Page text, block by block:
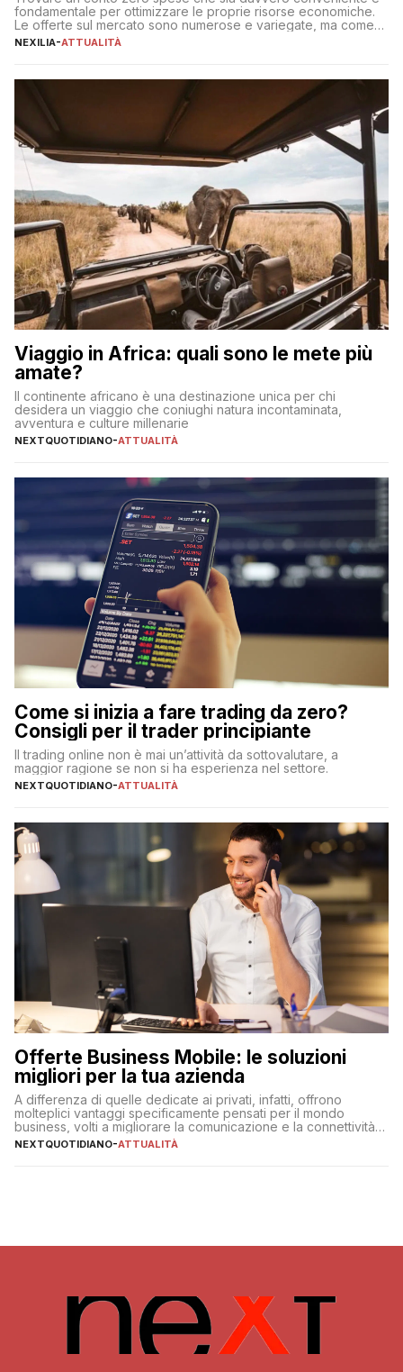
fondamentale per ottimizzare le proprie risorse economiche.
Le offerte sul mercato sono numerose e variegate, ma come
individuare quella più adatta alle proprie esigenze senza
sul […]
NEXILIA-ATTUALITÀ
Viaggio in Africa: quali sono le mete più
amate?
Il continente africano è una destinazione unica per chi
desidera un viaggio che coniughi natura incontaminata,
avventura e culture millenarie
NEXTQUOTIDIANO-ATTUALITÀ
Come si inizia a fare trading da zero?
Consigli per il trader principiante
Il trading online non è mai un’attività da sottovalutare, a
maggior ragione se non si ha esperienza nel settore.
NEXTQUOTIDIANO-ATTUALITÀ
Offerte Business Mobile: le soluzioni
migliori per la tua azienda
A differenza di quelle dedicate ai privati, infatti, offrono
molteplici vantaggi specificamente pensati per il mondo
business, volti a migliorare la comunicazione e la connettività
degli utenti
NEXTQUOTIDIANO-ATTUALITÀ